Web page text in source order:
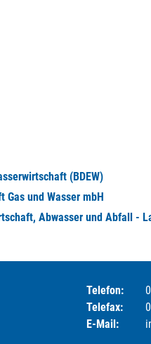
(BDEW)
und Wasser mbH
Abwasser und Abfall -
Telefon:
Telefax:
E-Mail: